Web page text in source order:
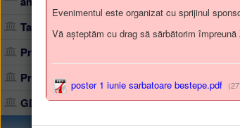
Taxe şi impozite locale
Proiecte implementate
Protecţia mediului
GDPR
Evenimentul este organizat cu sprijinul
Vă așteptăm cu drag să sărbătorim împreună
poster 1 iunie sarbatoare bestepe.pdf